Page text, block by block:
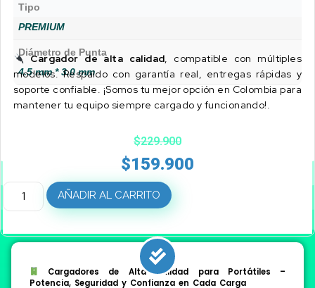
Tipo
PREMIUM
Diámetro de Punta
4.5 mm * 3.0 mm
Cargador de alta calidad, compatible con múltiples
modelos. Respaldo con garantía real, entregas rápidas y
soporte confiable. ¡Somos tu mejor opción en Colombia para
mantener tu equipo siempre cargado y funcionando!.
$229.900
$159.900
AÑADIR AL CARRITO
Cargadores de Alta Calidad para Portátiles –
Potencia, Seguridad y Confianza en Cada Carga